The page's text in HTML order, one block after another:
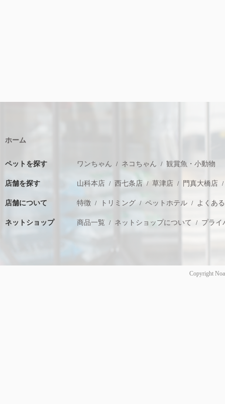
ホーム
ペットを探す ワンちゃん ネコちゃん 観賞魚・小動物
店舗を探す 山科本店 西七条店 草津店 門真大橋店
店舗について 特徴 トリミング ペットホテル よくあ
ネットショップ 商品一覧 ネットショップについて プライ
Copyright